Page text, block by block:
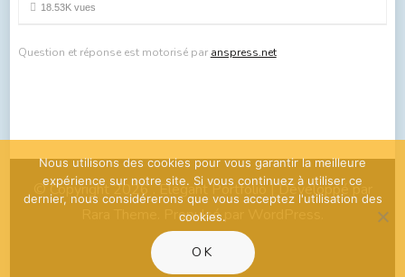
18.53K vues
Question et réponse est motorisé par anspress.net
© Copyright 2026. Elegant Portfolio | Développé par
. Propulsé par
Nous utilisons des cookies pour vous garantir la meilleure
expérience sur notre site. Si vous continuez à utiliser ce
dernier, nous considérerons que vous acceptez l'utilisation des
cookies.
OK